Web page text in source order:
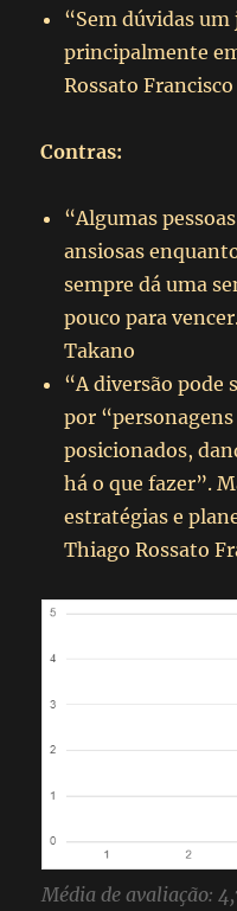
“Sem dúvidas
principalmente
Rossato Francisco
Contras:
“Algumas
ansiosas
sempre dá uma
pouco para
Takano
“A diversão pode
por
posicionados,
há o que fazer”.
estratégias e
Thiago Rossato
Média de avaliação: